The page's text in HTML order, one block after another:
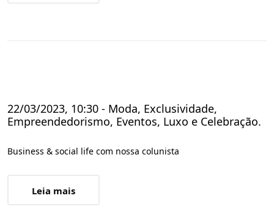
22/03/2023, 10:30 - Moda, Exclusividade,
Empreendedorismo, Eventos, Luxo e Celebração.
Business & social life com nossa colunista
Leia mais